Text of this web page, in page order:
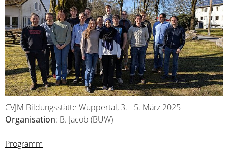
CVJM Bildungsstätte Wuppertal, 3. - 5. März 2025
Organisation: B. Jacob (BUW)
Programm